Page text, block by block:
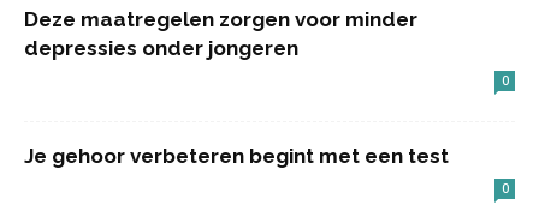
Deze maatregelen zorgen voor minder
depressies onder jongeren
0
Je gehoor verbeteren begint met een test
0